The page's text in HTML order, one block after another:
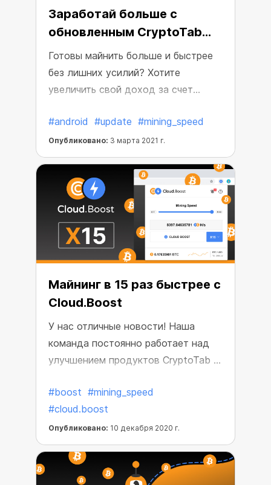
Заработай больше с
обновленным CryptoTab
Browser!
Готовы майнить больше и быстрее
без лишних усилий? Хотите
увеличить свой доход за счет
все продумали и сделали это
возможным. Мы улучшили наш
Android браузер, и теперь он стал
еще более прибыльным.
#android #update #mining_speed
Опубликовано: 3 марта 2021 г.
Майнинг в 15 раз быстрее с
Cloud.Boost
У нас отличные новости! Наша
команда постоянно работает над
улучшением продуктов CryptoTab и
готовы представить вам
обновление функции Cloud.Boost,
которое точно придется вам по
вкусу. Быстрее и лучше, и вы
сможете заработать еще больше!
Теперь можно увеличить скорость
#boost #mining_speed
#cloud.boost
Опубликовано: 10 декабря 2020 г.